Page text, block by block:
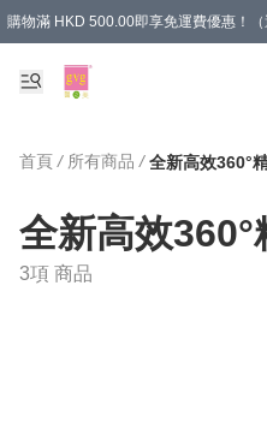
購物滿 HKD 500.00即享免運費優惠！
首頁 / 所有商品 / 全新高效360°
全新高效360°
3項 商品